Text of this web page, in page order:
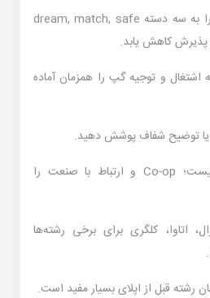
لیست دانشگاه‌های هدف را به سه دسته dream, match, safe
کاهش یابد.
اشتغال و توجیه گپ را همزمان آماده
یا توضیح شفاف پوشش دهید.
رتبه دانشگاه تنها معیار نیست؛ Co-op و ارتباط با صنعت را
اتاوا، کلگری برای برخی رشته‌ها
رشته قبل از اپلای بسیار مفید است.